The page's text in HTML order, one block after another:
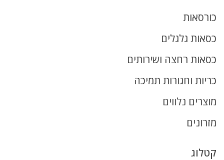
כורסאות
כסאות גלגלים
כסאות רחצה ושירותים
כריות וחגורות תמיכה
מוצרים נלווים
מזרונים
קטלוג